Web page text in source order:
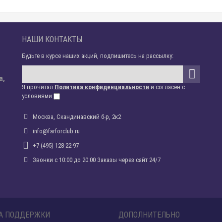
НАШИ КОНТАКТЫ
Будьте в курсе наших акций, подпишитесь на рассылку:
Я прочитал Политика конфиденциальности и согласен с
условиями
Москва, Скандинавский б-р, 2к2
info@farforclub.ru
+7 (495) 128-22-97
Звонки c 10:00 до 20:00 Заказы через сайт 24/7
ПОДДЕРЖКИ ДОПОЛНИТЕЛЬНО